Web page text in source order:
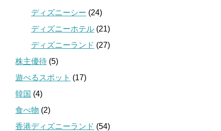
ディズニーシー (24)
ディズニーホテル (21)
ディズニーランド (27)
株主優待 (5)
遊べるスポット (17)
韓国 (4)
食べ物 (2)
香港ディズニーランド (54)